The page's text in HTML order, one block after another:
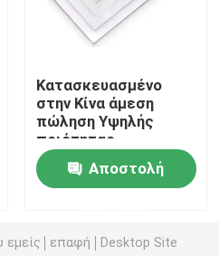
πολυάνθρακας φύλλο
Κατασκευασμένο
στην Κίνα άμεση
πώληση Υψηλής
ποιότητας
προσαρμόσιμα
μεγέθη Διαφανές
πλαστικό φύλλο
Αποστολή
εμείς επαφή
Desktop Site